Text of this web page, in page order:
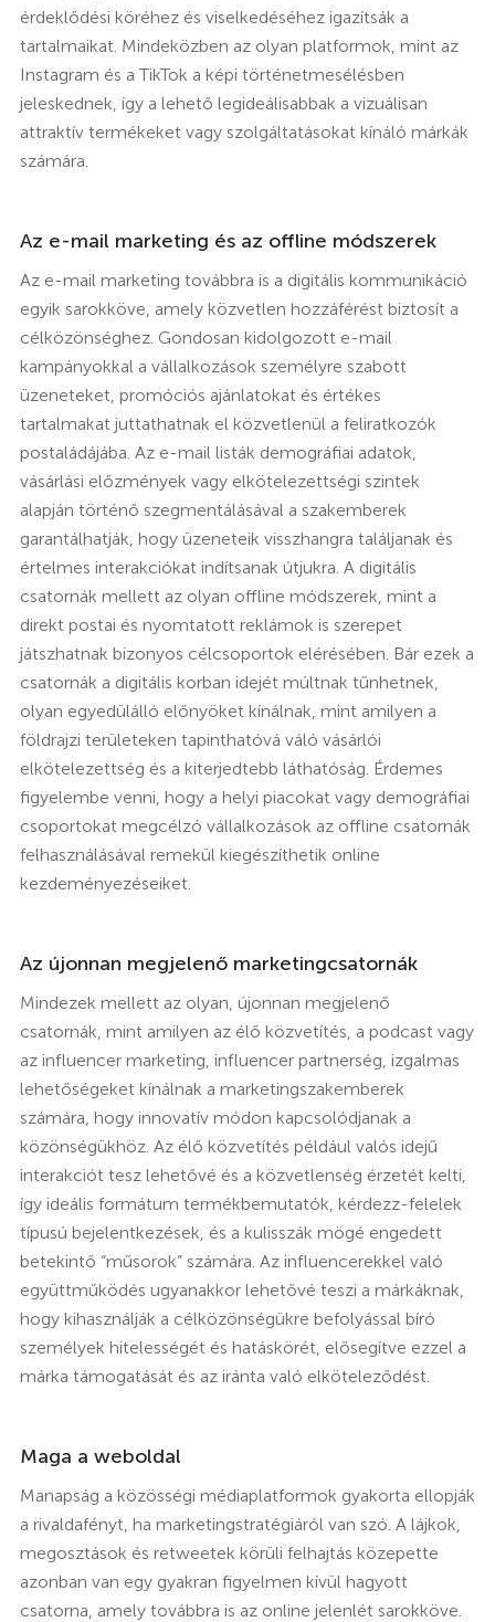
érdeklődési köréhez és viselkedéséhez igazítsák a
tartalmaikat. Mindeközben az olyan platformok, mint az
Instagram és a TikTok a képi történetmesélésben
jeleskednek, így a lehető legideálisabbak a vizuálisan
attraktív termékeket vagy szolgáltatásokat kínáló márkák
számára.
Az e-mail marketing és az offline módszerek
Az e-mail marketing továbbra is a digitális kommunikáció
egyik sarokköve, amely közvetlen hozzáférést biztosít a
célközönséghez. Gondosan kidolgozott e-mail
kampányokkal a vállalkozások személyre szabott
üzeneteket, promóciós ajánlatokat és értékes
tartalmakat juttathatnak el közvetlenül a feliratkozók
postaládájába. Az e-mail listák demográfiai adatok,
vásárlási előzmények vagy elkötelezettségi szintek
alapján történő szegmentálásával a szakemberek
garantálhatják, hogy üzeneteik visszhangra találjanak és
értelmes interakciókat indítsanak útjukra. A digitális
csatornák mellett az olyan offline módszerek, mint a
direkt postai és nyomtatott reklámok is szerepet
játszhatnak bizonyos célcsoportok elérésében. Bár ezek a
csatornák a digitális korban idejét múltnak tűnhetnek,
olyan egyedülálló előnyöket kínálnak, mint amilyen a
földrajzi területeken tapinthatóvá váló vásárlói
elkötelezettség és a kiterjedtebb láthatóság. Érdemes
figyelembe venni, hogy a helyi piacokat vagy demográfiai
csoportokat megcélzó vállalkozások az offline csatornák
felhasználásával remekül kiegészíthetik online
kezdeményezéseiket.
Az újonnan megjelenő marketingcsatornák
Mindezek mellett az olyan, újonnan megjelenő
csatornák, mint amilyen az élő közvetítés, a podcast vagy
az influencer marketing, influencer partnerség, izgalmas
lehetőségeket kínálnak a marketingszakemberek
számára, hogy innovatív módon kapcsolódjanak a
közönségükhöz. Az élő közvetítés például valós idejű
interakciót tesz lehetővé és a közvetlenség érzetét kelti,
így ideális formátum termékbemutatók, kérdezz-felelek
típusú bejelentkezések, és a kulisszák mögé engedett
betekintő “műsorok” számára. Az influencerekkel való
együttműködés ugyanakkor lehetővé teszi a márkáknak,
hogy kihasználják a célközönségükre befolyással bíró
személyek hitelességét és hatáskörét, elősegítve ezzel a
márka támogatását és az iránta való elköteleződést.
Maga a weboldal
Manapság a közösségi médiaplatformok gyakorta ellopják
a rivaldafényt, ha marketingstratégiáról van szó. A lájkok,
megosztások és retweetek körüli felhajtás közepette
azonban van egy gyakran figyelmen kívül hagyott
csatorna, amely továbbra is az online jelenlét sarokköve.